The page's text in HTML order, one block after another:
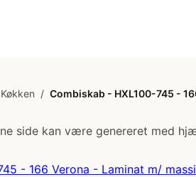
Køkken / Combiskab - HXL100-745 -
side kan være genereret med